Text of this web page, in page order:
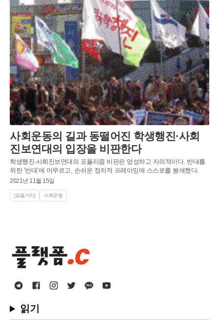
사회운동의 길과 동떨어진 학생행진·사회
진보연대의 입장을 비판한다
학생행진·사회진보연대의 포퓰리즘 비판은 엉성하고 자의적이다. 반대를
위한 ‘반대’에 머무르고, 손쉬운 정치적 프레이밍에 스스로를 봉쇄했다.
2021년 11월 15일
[읽을거리] 사회운동
읽기